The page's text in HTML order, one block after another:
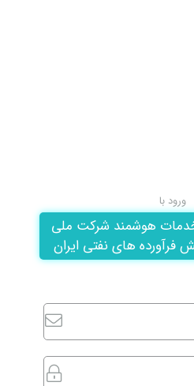
ورود با
هوشمند شرکت ملی
فرآورده های نفتی ایران